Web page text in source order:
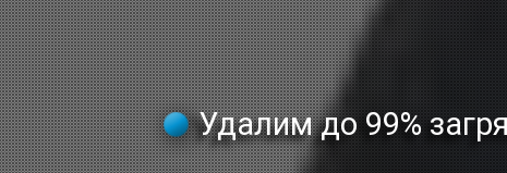
Удалим до 99%